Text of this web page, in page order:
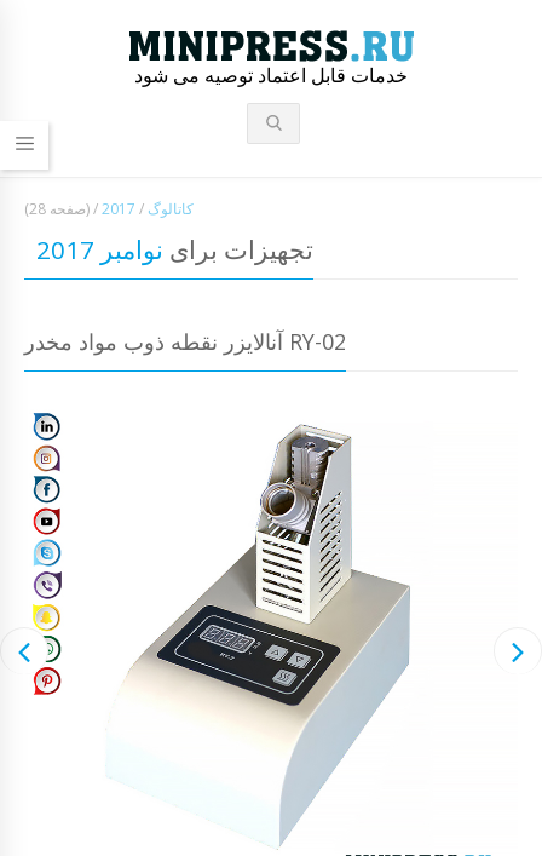
خدمات قابل اعتماد توصیه می شود
کاتالوگ /
2017
/(صفحه 28)
تجهیزات برای نوامبر 2017
آنالایزر نقطه ذوب مواد مخدر RY-02